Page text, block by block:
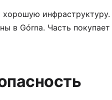
инфраструктуру.
в Górna. Часть покупает